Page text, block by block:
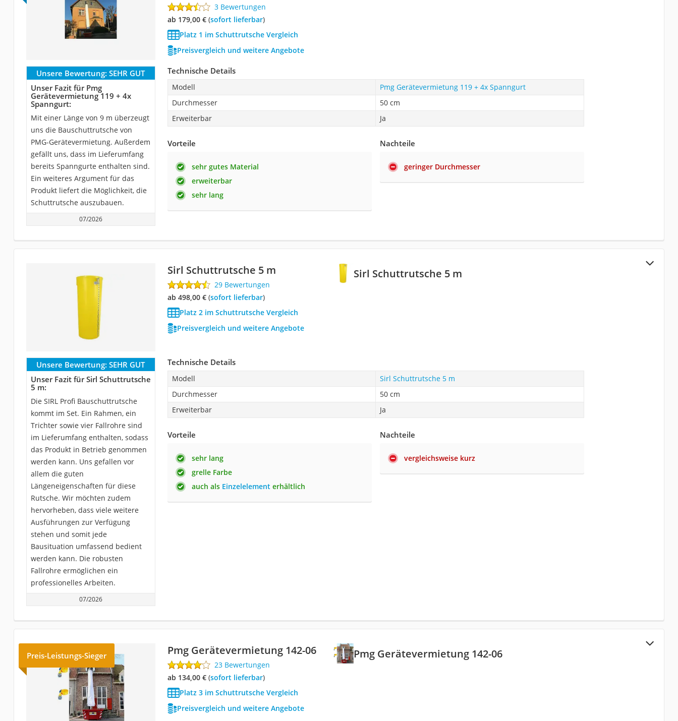
3 Bewertungen
ab 179,00 €( Sofort lieferbar)
Platz 1 im Schuttrutsche Vergleich
Preisvergleich und weitere Angebote
Unsere Bewertung: SEHR GUT
Unser Fazit für Pmg
Gerätevermietung 119 + 4x
Spanngurt:
Mit einer Länge von 9 m überzeugt
uns die Bauschuttrutsche von
PMG-Gerätevermietung. Außerdem
gefällt uns, dass im Lieferumfang
bereits Spanngurte enthalten sind.
Ein weiteres Argument für das
Produkt liefert die Möglichkeit, die
Schuttrutsche auszubauen.
07/2026
Technische Details
Modell
Pmg Gerätevermietung 119 + 4x Spanngurt
Durchmesser
50 cm
Erweiterbar
Ja
Vorteile
sehr gutes Material
erweiterbar
sehr lang
Nachteile
geringer Durchmesser
Sirl Schuttrutsche 5 m
Sirl Schuttrutsche 5 m
29 Bewertungen
ab 498,00 €( Sofort lieferbar)
Platz 2 im Schuttrutsche Vergleich
Preisvergleich und weitere Angebote
Unsere Bewertung: SEHR GUT
Unser Fazit für Sirl Schuttrutsche
5 m:
Die SIRL Profi Bauschuttrutsche
kommt im Set. Ein Rahmen, ein
Trichter sowie vier Fallrohre sind
im Lieferumfang enthalten, sodass
das Produkt in Betrieb genommen
werden kann. Uns gefallen vor
allem die guten
Längeneigenschaften für diese
Rutsche. Wir möchten zudem
hervorheben, dass viele weitere
Ausführungen zur Verfügung
stehen und somit jede
Bausituation umfassend bedient
werden kann. Die robusten
Fallrohre ermöglichen ein
professionelles Arbeiten.
07/2026
Technische Details
Modell
Sirl Schuttrutsche 5 m
Durchmesser
50 cm
Erweiterbar
Ja
Vorteile
sehr lang
grelle Farbe
auch als Einzelelementerhältlich
Nachteile
vergleichsweise kurz
Pmg Gerätevermietung 142-06
Preis-Leistungs-Sieger Pmg Gerätevermietung 142-06
23 Bewertungen
ab 134,00 €( Sofort lieferbar)
Platz 3 im Schuttrutsche Vergleich
Preisvergleich und weitere Angebote